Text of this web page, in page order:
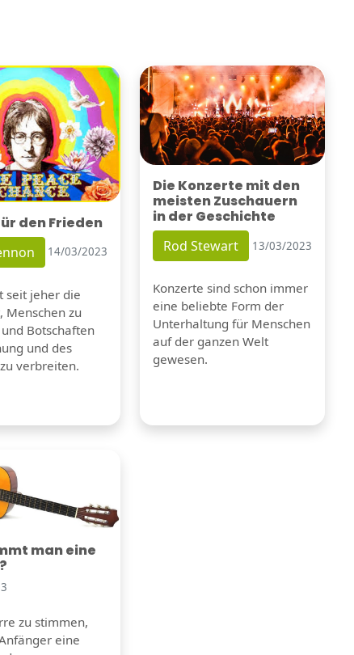
den Frieden
14/03/2023
seit jeher die
Menschen zu
Botschaften
und des
verbreiten.
Die Konzerte mit den
meisten Zuschauern
in der Geschichte
Rod Stewart 13/03/2023
Konzerte sind schon immer
eine beliebte Form der
Unterhaltung für Menschen
auf der ganzen Welt
gewesen.
man eine
zu stimmen,
eine